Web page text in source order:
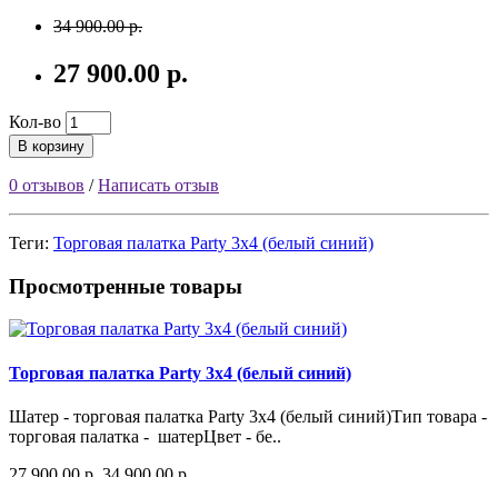
34 900.00 р.
27 900.00 р.
Кол-во
В корзину
0 отзывов /Написать отзыв
Теги: Торговая палатка Party 3x4 (белый синий)
Просмотренные товары
Торговая палатка Party 3x4 (белый синий)
Шатер - торговая палатка Party 3x4 (белый синий)Тип товара -
торговая палатка - шатерЦвет - бе..